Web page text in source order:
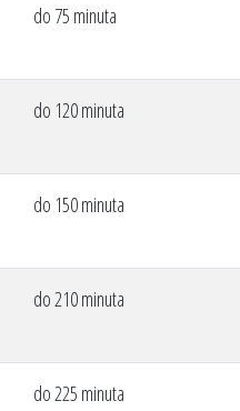
do 75 minuta
do 120 minuta
do 150 minuta
do 210 minuta
do 225 minuta